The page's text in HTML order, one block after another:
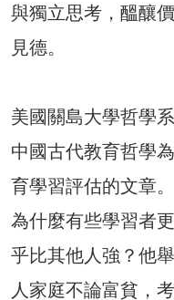
與獨立思考，醞釀
見德。
美國關島大學哲學
中國古代教育哲學
育學習評估的文章
為什麼有些學習者
乎比其他人強？他
人家庭不論富貧，